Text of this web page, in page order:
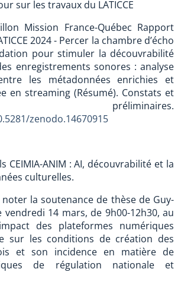
sur les travaux du LATICCE
Mission France-Québec Rapport
2024 - Percer la chambre d’écho
pour stimuler la découvrabilité
enregistrements sonores : analyse
les métadonnées enrichies et
en streaming (Résumé). Constats et
préliminaires.
zenodo.14670915
CEIMIA-ANIM : AI, découvrabilité et la
culturelles.
la soutenance de thèse de Guy-
vendredi 14 mars, de 9h00-12h30, au
des plateformes numériques
sur les conditions de création des
et son incidence en matière de
de régulation nationale et